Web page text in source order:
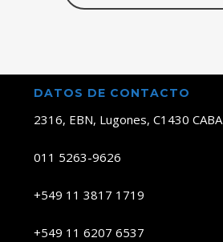
DATOS DE CONTACTO
2316, EBN, Lugones, C1430 CABA
011 5263-9626
+549 11 3817 1719
+549 11 6207 6537